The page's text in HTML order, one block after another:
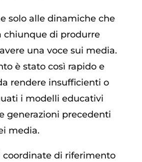
solo alle dinamiche che
chiunque di produrre
una voce sui media.
è stato così rapido e
rendere insufficienti o
i modelli educativi
generazioni precedenti
media.
coordinate di riferimento